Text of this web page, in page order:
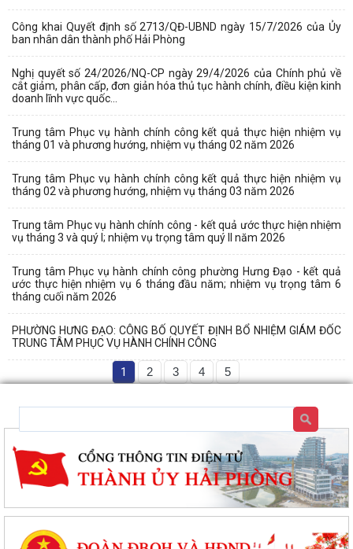
Công khai Quyết định số 2713/QĐ-UBND ngày 15/7/2026 của Ủy
ban nhân dân thành phố Hải Phòng
Nghị quyết số 24/2026/NQ-CP ngày 29/4/2026 của Chính phủ về
cắt giảm, phân cấp, đơn giản hóa thủ tục hành chính, điều kiện kinh
doanh lĩnh vực quốc...
Trung tâm Phục vụ hành chính công kết quả thực hiện nhiệm vụ
tháng 01 và phương hướng, nhiệm vụ tháng 02 năm 2026
Trung tâm Phục vụ hành chính công kết quả thực hiện nhiệm vụ
tháng 02 và phương hướng, nhiệm vụ tháng 03 năm 2026
Trung tâm Phục vụ hành chính công - kết quả ước thực hiện nhiệm
vụ tháng 3 và quý I; nhiệm vụ trọng tâm quý II năm 2026
Trung tâm Phục vụ hành chính công phường Hưng Đạo - kết quả
ước thực hiện nhiệm vụ 6 tháng đầu năm; nhiệm vụ trọng tâm 6
tháng cuối năm 2026
PHƯỜNG HƯNG ĐẠO: CÔNG BỐ QUYẾT ĐỊNH BỔ NHIỆM GIÁM ĐỐC
TRUNG TÂM PHỤC VỤ HÀNH CHÍNH CÔNG
1 2 3 4 5